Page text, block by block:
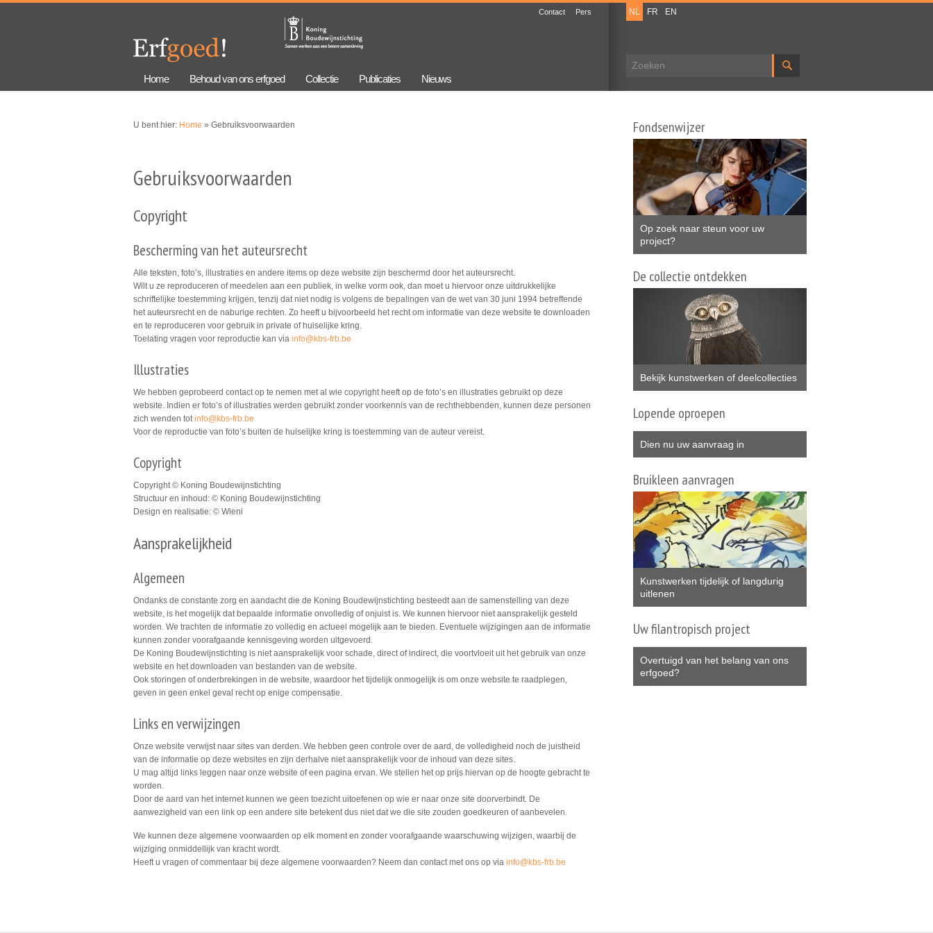
Contact Pers NL FR EN
Home Behoud van ons erfgoed Collectie Publicaties Nieuws
U bent hier: Home » Gebruiksvoorwaarden
Gebruiksvoorwaarden
Copyright
Bescherming van het auteursrecht
Alle teksten, foto’s, illustraties en andere items op deze website zijn beschermd door het auteursrecht.
Wilt u ze reproduceren of meedelen aan een publiek, in welke vorm ook, dan moet u hiervoor onze uitdrukkelijke
schriftelijke toestemming krijgen, tenzij dat niet nodig is volgens de bepalingen van de wet van 30 juni 1994 betreffende
het auteursrecht en de naburige rechten. Zo heeft u bijvoorbeeld het recht om informatie van deze website te downloaden
en te reproduceren voor gebruik in private of huiselijke kring.
Toelating vragen voor reproductie kan via info@kbs-frb.be
Illustraties
We hebben geprobeerd contact op te nemen met al wie copyright heeft op de foto’s en illustraties gebruikt op deze
website. Indien er foto’s of illustraties werden gebruikt zonder voorkennis van de rechthebbenden, kunnen deze personen
zich wenden tot info@kbs-frb.be
Voor de reproductie van foto’s buiten de huiselijke kring is toestemming van de auteur vereist.
Copyright
Copyright © Koning Boudewijnstichting
Structuur en inhoud: © Koning Boudewijnstichting
Design en realisatie: © Wieni
Aansprakelijkheid
Algemeen
Ondanks de constante zorg en aandacht die de Koning Boudewijnstichting besteedt aan de samenstelling van deze
website, is het mogelijk dat bepaalde informatie onvolledig of onjuist is. We kunnen hiervoor niet aansprakelijk gesteld
worden. We trachten de informatie zo volledig en actueel mogelijk aan te bieden. Eventuele wijzigingen aan de informatie
kunnen zonder voorafgaande kennisgeving worden uitgevoerd.
De Koning Boudewijnstichting is niet aansprakelijk voor schade, direct of indirect, die voortvloeit uit het gebruik van onze
website en het downloaden van bestanden van de website.
Ook storingen of onderbrekingen in de website, waardoor het tijdelijk onmogelijk is om onze website te raadplegen,
geven in geen enkel geval recht op enige compensatie.
Links en verwijzingen
Onze website verwijst naar sites van derden. We hebben geen controle over de aard, de volledigheid noch de juistheid
van de informatie op deze websites en zijn derhalve niet aansprakelijk voor de inhoud van deze sites.
U mag altijd links leggen naar onze website of een pagina ervan. We stellen het op prijs hiervan op de hoogte gebracht te
worden.
Door de aard van het internet kunnen we geen toezicht uitoefenen op wie er naar onze site doorverbindt. De
aanwezigheid van een link op een andere site betekent dus niet dat we die site zouden goedkeuren of aanbevelen.
We kunnen deze algemene voorwaarden op elk moment en zonder voorafgaande waarschuwing wijzigen, waarbij de
wijziging onmiddellijk van kracht wordt.
Heeft u vragen of commentaar bij deze algemene voorwaarden? Neem dan contact met ons op via info@kbs-frb.be
Fondsenwijzer
Op zoek naar steun voor uw
project?
De collectie ontdekken
Bekijk kunstwerken of deelcollecties
Lopende oproepen
Dien nu uw aanvraag in
Bruikleen aanvragen
Kunstwerken tijdelijk of langdurig
uitlenen
Uw filantropisch project
Overtuigd van het belang van ons
erfgoed?